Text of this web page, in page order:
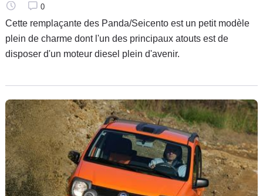
0
Cette remplaçante des Panda/Seicento est un petit modèle
plein de charme dont l'un des principaux atouts est de
disposer d'un moteur diesel plein d'avenir.